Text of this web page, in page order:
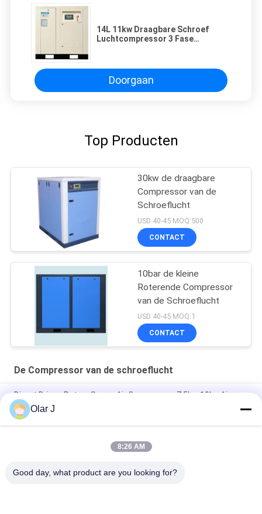
14L 11kw Draagbare Schroef
Luchtcompressor 3 Fase
Doorgaan
Top Producten
30kw de draagbare
Compressor van de
Schroeflucht
USD 40-45 MOQ:500
CONTACT
10bar de kleine
Roterende Compressor
van de Schroeflucht
USD 40-45 MOQ:1
CONTACT
De Compressor van de schroeflucht
Direct Driven Rotary Screw Air Compressor 7.5kw 10hp Air
Cooling
Portable Industrial Screw Compressor 30HP 580KGS Blue
22kw de Compressor van de schroeflucht 30hp de Aandrijving
Olar J
8:26 AM
Good day, what product are you looking for?